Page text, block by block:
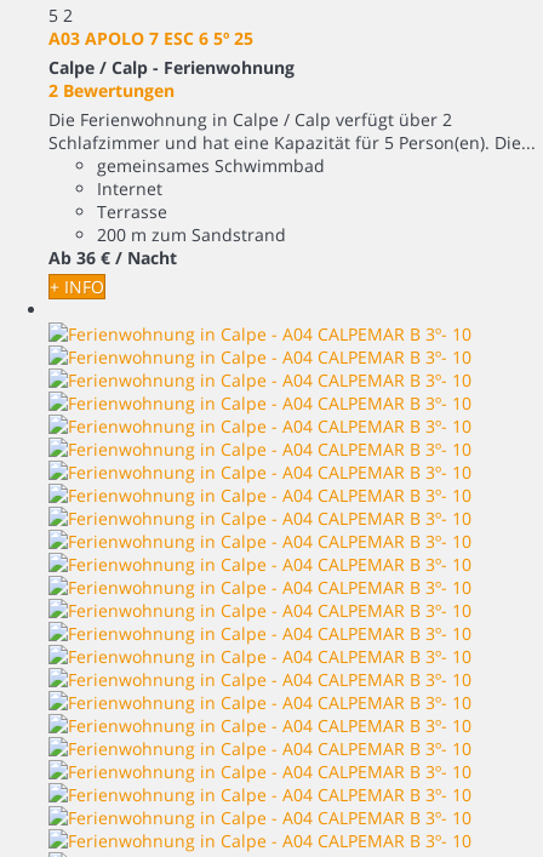
5 2
A03 APOLO 7 ESC 6 5º 25
Calpe / Calp - Ferienwohnung
2 Bewertungen
Die Ferienwohnung in Calpe / Calp verfügt über 2
Schlafzimmer und hat eine Kapazität für 5 Person(en). Die...
gemeinsames Schwimmbad
Internet
Terrasse
200 m zum Sandstrand
Ab 36 € / Nacht
+ INFO